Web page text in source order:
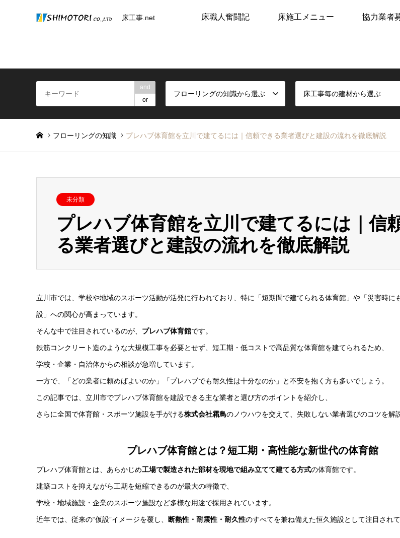
床工事.net 床職人奮闘記 床施工メニュー 協力業者
and
or
フローリングの知識から選ぶ 床工事毎の建材から選ぶ
フローリングの知識 プレハブ体育館を立川で建てるには｜信頼できる業者選びと建設の流れを徹底解説
未分類
プレハブ体育館を立川で建てるには｜信
る業者選びと建設の流れを徹底解説
立川市では、学校や地域のスポーツ活動が活発に行われており、特に「短期間で建てられる体育館」や「災害時に
設」への関心が高まっています。
そんな中で注目されているのが、 プレハブ体育館です。
鉄筋コンクリート造のような大規模工事を必要とせず、短工期・低コストで高品質な体育館を建てられるため、
学校・企業・自治体からの相談が急増しています。
一方で、「どの業者に頼めばよいのか」「プレハブでも耐久性は十分なのか」と不安を抱く方も多いでしょう。
この記事では、立川市でプレハブ体育館を建設できる主な業者と選び方のポイントを紹介し、
さらに全国で体育館・スポーツ施設を手がける株式会社霜鳥のノウハウを交えて、失敗しない業者選びのコツを解
プレハブ体育館とは？短工期・高性能な新世代の体育館
プレハブ体育館とは、あらかじめ工場で製造された部材を現地で組み立てて建てる方式の体育館です。
建築コストを抑えながら工期を短縮できるのが最大の特徴で、
学校・地域施設・企業のスポーツ施設など多様な用途で採用されています。
近年では、従来の“仮設”イメージを覆し、 断熱性・耐震性・耐久性のすべてを兼ね備えた恒久施設として注目されて